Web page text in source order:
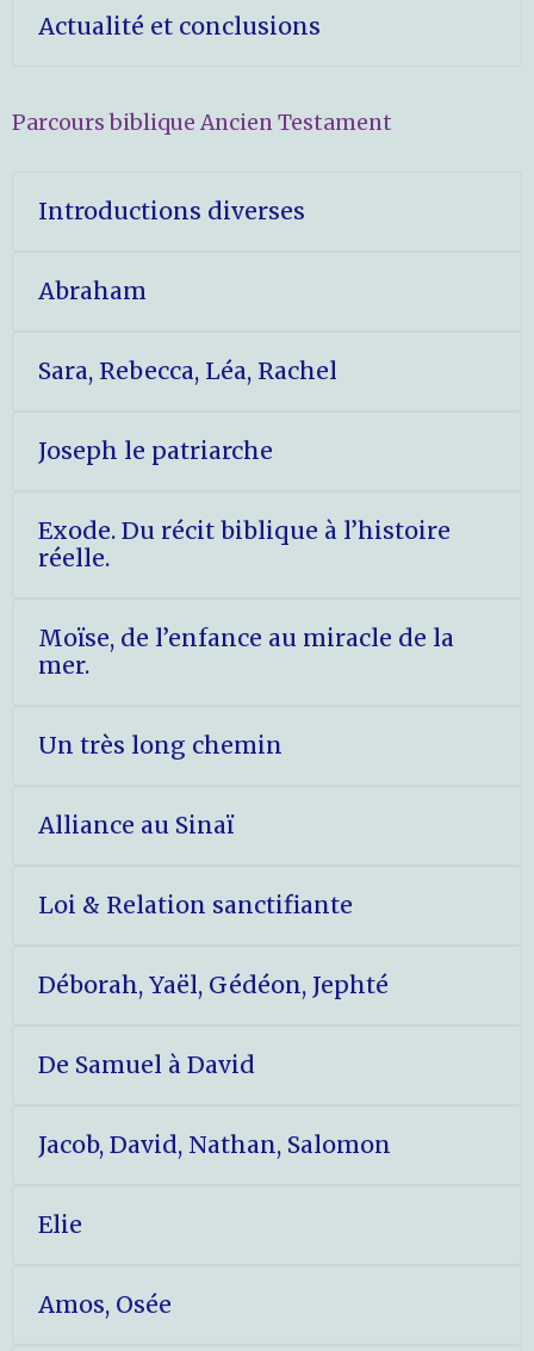
Actualité et conclusions
Parcours biblique Ancien Testament
Introductions diverses
Abraham
Sara, Rebecca, Léa, Rachel
Joseph le patriarche
Exode. Du récit biblique à l’histoire
réelle.
Moïse, de l’enfance au miracle de la
mer.
Un très long chemin
Alliance au Sinaï
Loi & Relation sanctifiante
Déborah, Yaël, Gédéon, Jephté
De Samuel à David
Jacob, David, Nathan, Salomon
Elie
Amos, Osée